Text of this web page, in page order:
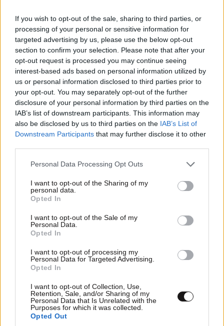
If you wish to opt-out of the sale, sharing to third parties, or
processing of your personal or sensitive information for
targeted advertising by us, please use the below opt-out
section to confirm your selection. Please note that after your
opt-out request is processed you may continue seeing
interest-based ads based on personal information utilized by
us or personal information disclosed to third parties prior to
your opt-out. You may separately opt-out of the further
disclosure of your personal information by third parties on the
IAB’s list of downstream participants. This information may
also be disclosed by us to third parties on the IAB’s List of
Downstream Participants that may further disclose it to other
Please note that this website/app uses one or more Google
not limited to your visit or usage behaviour. You may click to
grant or deny consent to Google and its third-party tags to
use your data for below specified purposes in below Google
consent section.
Personal Data Processing Opt Outs
I want to opt-out of the Sharing of my
personal data.
Opted In
I want to opt-out of the Sale of my
Personal Data.
Opted In
I want to opt-out of processing my
Personal Data for Targeted Advertising.
Opted In
I want to opt-out of Collection, Use,
Retention, Sale, and/or Sharing of my
Personal Data that Is Unrelated with the
Purposes for which it was collected.
Opted Out
Nostromo 14·05·2026 21:43
Τέλος η φετινή σεζόν για τον Σορτς μιας και δεν θα
είναι στους τελικούς της GBL. Μόνο αν φύγει ο
Αταμάν θα μείνει στο ρόστερ την επόμενη χρονιά.
Απαντήστε 0
Λέω εγώ τώρα 14·05·2026 18:30
Άμα φύγει ό ταβερνιάρης θά δείξει την πραγματική